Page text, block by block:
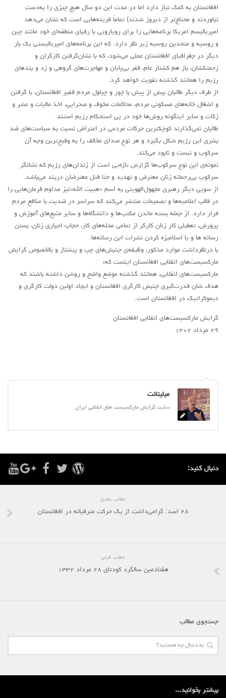
حاکمیت
اصلاح طلبان
ایران و غرب
اصول
حزب پیشتاز
برنامه انقلابی
سوسیالیسم
امپریالیسم
اتحاد مارکسیست ها
انترناسیونالیسم
English
افغانستان به کمک نیاز دارد اما در مدت این دو سال هیچ چیزی را به‌دست
نیاوردند و محتاج‌تر از دیروز شدند) تماماً قرینه‌هایی است که نشان می‌دهد
امپریالیسم امریکا برنامه‌هایی را برای رویارویی با رقبای منطقه‌ای خود مانند چین
و روسیه و متحدین روسیه زیر نظر دارد. که این برنامه‌های امپریالیستی یک بار
دیگر در جغرافیای افغانستان عملی می‌شود، که با نشان‌گرفتن کارگران و
زحمتکشان، باز هم کشتار عام، فقر بی‌پایان و مهاجرت‌های گروهی و زد و بندهای
رژیم را همانند گذشته تقویت خواهد کرد.
از طرف دیگر طالبان بیش از پیش با چور و چپاول مردم فقیر افغانستان، با گرفتن
و اشغال خانه‌های مسکونی مردم، محاکمات مخوف و صحرایی، اخذ مالیات و عشر و
زکات و سایر اینگونه روش‌ها خود در پی استحکام رژیم استند.
طالبان نمی‌گذارند کوچکترین حرکات مردمی در اعتراض نسبت به سیاست‌های ضد
بشری این رژیم شکل بگیرد و هر نوع صدای مخالف را به وقیح‌ترین وجه آن
سرکوب و نیست و‌ نابود می‌کند.
نمونه‌ی این نوع سرکوب‌ها گزارش تازه‌یی است از زندان‌های رژیم که نشانگر
سرکوب بی‌رحمانه زنان معترض و تهدید و حتا قتل معترضان دربند می‌باشد.
از سویی دیگر رهبری مجهول‌الهویتی به اسم «هیبت الله»نیز مداوم فرمان‌هایی را
در قالب اعلامیه‌ها و تصمیمات منتشر می‌کند که سراسر در ضدیت با منافع مردم
قرار دارد. از جمله بسته ماندن مکتب‌ها و دانشگاه‌ها و سایر منبع‌های آموزش و
پرورش، تعطیلی کار زنان کارگر از تمامی محله‌های کار، حجاب اجباری زنان، بستن
رسانه ها و یا اسلامیزه کردن نشرات این رسانه‌ها.
با درنظرداشت موارد مذکور، وظیفه‌ی جنبش‌های چپ و پیشتاز و بالخصوص گرایش
مارکسیست‌های انقلابی افغانستان اینست که؛
مارکسیست‌های انقلابی، همانند گذشته موضع واضح و روشن داشته باشند که
هدف شان قدرت‌گیری جنبش کارگری افغانستان و ایجاد اولین دولت کارگری و
دیموکراتیک در افغانستان است.
گرایش مارکسیست‌های انقلابی افغانستان
۲۹ مرداد ۱۴۰۲
میلیتانت
سایت گرایش مارکسیست های انقلابی ایران
دنبال کنید:
مطلب بعدی
۲۸ اسد: گرامی‌داشت از یک حرکت مترقیانه در افغانستان
مطلب قبلی
هفتادمین سالگرد کودتای ۲۸ مرداد ۱۳۳۲
جستجوی مطالب
بیشتر بخوانید...